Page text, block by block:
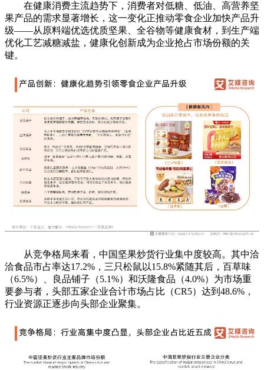
在健康消费主流趋势下，消费者对低糖、低油、高营养坚
果产品的需求显著增长，这一变化正推动零食企业加快产品升
级——从原料端优选优质坚果、全谷物等健康食材，到生产端
优化工艺减糖减盐，健康化创新成为企业抢占市场份额的关
键。
从竞争格局来看，中国坚果炒货行业集中度较高。其中洽
洽食品市占率达17.2%，三只松鼠以15.8%紧随其后，百草味
（6.5%）、良品铺子（5.1%）和沃隆食品（4.0%）为市场重
要参与者，头部五家企业合计市场占比（CR5）达到48.6%，
行业资源正逐步向头部企业聚集。